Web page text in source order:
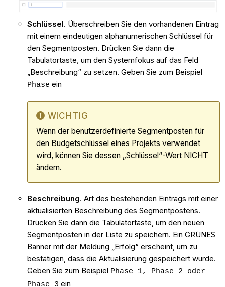
Schlüssel. Überschreiben Sie den vorhandenen Eintrag
mit einem eindeutigen alphanumerischen Schlüssel für
den Segmentposten. Drücken Sie dann die
Tabulatortaste, um den Systemfokus auf das Feld
„Beschreibung“ zu setzen. Geben Sie zum Beispiel
Phase ein
WICHTIG
Wenn der benutzerdefinierte Segmentposten für
den Budgetschlüssel eines Projekts verwendet
wird, können Sie dessen „Schlüssel“-Wert NICHT
ändern.
Beschreibung. Art des bestehenden Eintrags mit einer
aktualisierten Beschreibung des Segmentpostens.
Drücken Sie dann die Tabulatortaste, um den neuen
Segmentposten in der Liste zu speichern. Ein GRÜNES
Banner mit der Meldung „Erfolg“ erscheint, um zu
bestätigen, dass die Aktualisierung gespeichert wurde.
Geben Sie zum Beispiel Phase 1, Phase 2 oder
Phase 3 ein